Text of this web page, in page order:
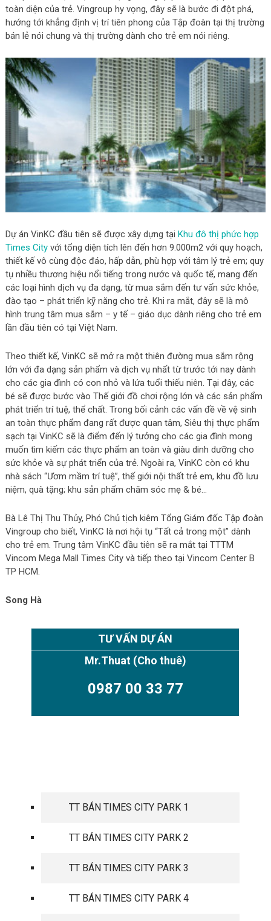
toàn diện của trẻ. Vingroup hy vọng, đây sẽ là bước đi đột phá,
hướng tới khẳng định vị trí tiên phong của Tập đoàn tại thị trường
bán lẻ nói chung và thị trường dành cho trẻ em nói riêng.
Dự án VinKC đầu tiên sẽ được xây dựng tại Khu đô thị phức hợp
Times Cityvới tổng diện tích lên đến hơn 9.000m2 với quy hoạch,
thiết kế vô cùng độc đáo, hấp dẫn, phù hợp với tâm lý trẻ em; quy
tụ nhiều thương hiệu nổi tiếng trong nước và quốc tế, mang đến
các loại hình dịch vụ đa dạng, từ mua sắm đến tư vấn sức khỏe,
đào tạo – phát triển kỹ năng cho trẻ. Khi ra mắt, đây sẽ là mô
hình trung tâm mua sắm – y tế – giáo dục dành riêng cho trẻ em
lần đầu tiên có tại Việt Nam.
Theo thiết kế, VinKC sẽ mở ra một thiên đường mua sắm rộng
lớn với đa dạng sản phẩm và dịch vụ nhất từ trước tới nay dành
cho các gia đình có con nhỏ và lứa tuổi thiếu niên. Tại đây, các
bé sẽ được bước vào Thế giới đồ chơi rộng lớn và các sản phẩm
phát triển trí tuệ, thể chất. Trong bối cảnh các vấn đề về vệ sinh
an toàn thực phẩm đang rất được quan tâm, Siêu thị thực phẩm
sạch tại VinKC sẽ là điểm đến lý tưởng cho các gia đình mong
muốn tìm kiếm các thực phẩm an toàn và giàu dinh dưỡng cho
sức khỏe và sự phát triển của trẻ. Ngoài ra, VinKC còn có khu
nhà sách “Ươm mầm trí tuệ”, thế giới nội thất trẻ em, khu đồ lưu
niệm, quà tặng; khu sản phẩm chăm sóc mẹ & bé…
Bà Lê Thị Thu Thủy, Phó Chủ tịch kiêm Tổng Giám đốc Tập đoàn
Vingroup cho biết, VinKC là nơi hội tụ “Tất cả trong một” dành
cho trẻ em. Trung tâm VinKC đầu tiên sẽ ra mắt tại TTTM
Vincom Mega Mall Times City và tiếp theo tại Vincom Center B
TP HCM.
Song Hà
TƯ VẤN DỰ ÁN
Mr.Thuat (Cho thuê)
0987 00 33 77
TT BÁN TIMES CITY PARK 1
TT BÁN TIMES CITY PARK 2
TT BÁN TIMES CITY PARK 3
TT BÁN TIMES CITY PARK 4